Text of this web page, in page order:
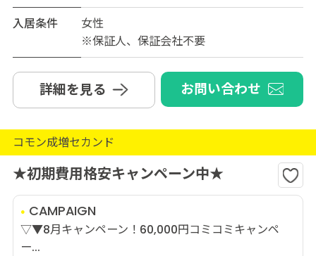
入居条件
女性
※保証人、保証会社不要
詳細を見る お問い合わせ
コモン成増セカンド
★初期費用格安キャンペーン中★
CAMPAIGN
▽▼8月キャンペーン！60,000円コミコミキャンペ
ー...